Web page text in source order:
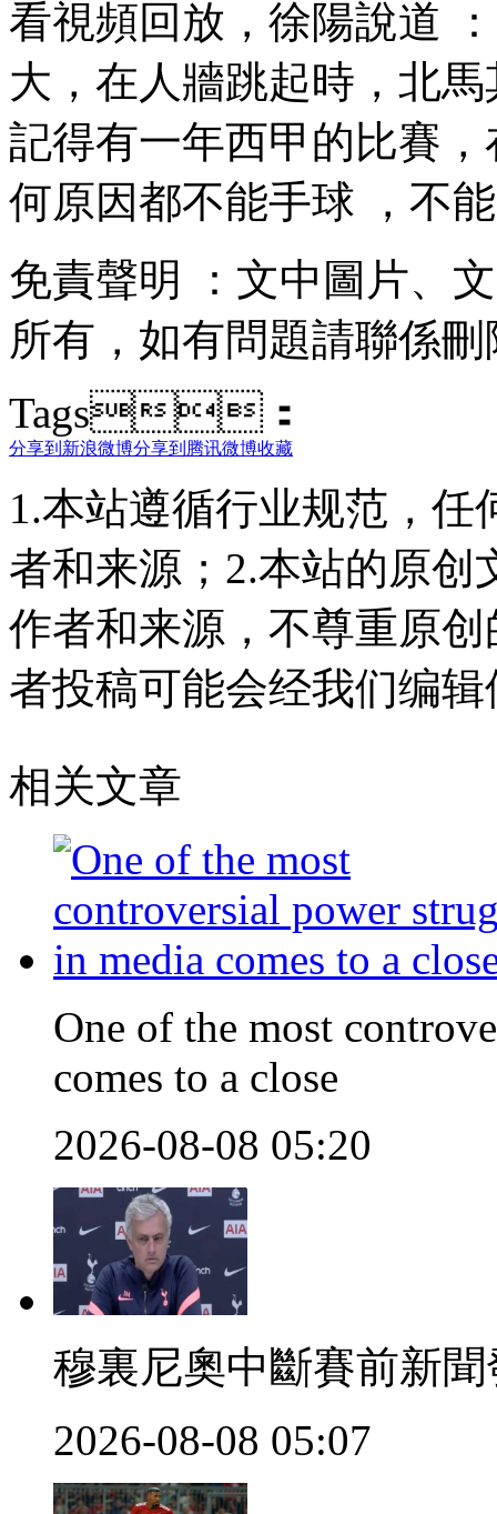
看視頻回放，徐陽說道
大，在人牆跳起時，
記得有一年西甲的比賽
何原因都不能手球 ，不能
免責聲明 ：文中圖片
所有 ，如有問題請聯係刪除
Tags：
分享到新浪微博分享到腾讯微博收藏
1.本站遵循行业规范，
者和来源；2.本站的原
作者和来源，不尊重原
者投稿可能会经我们编
相关文章
One of the most
comes to a close
2026-08-08 05:20
穆裏尼奧中斷賽前新
2026-08-08 05:07